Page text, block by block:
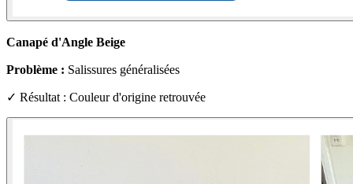
Canapé d'Angle Beige
Problème : Salissures généralisées
✓ Résultat : Couleur d'origine retrouvée